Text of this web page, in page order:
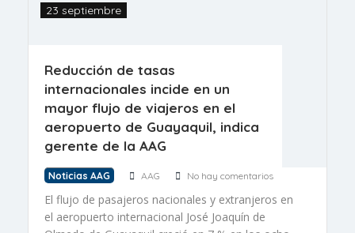
Reducción de tasas
internacionales incide en un
mayor flujo de viajeros en el
aeropuerto de Guayaquil, indica
gerente de la AAG
23 septiembre
Noticias AAG AAG No hay comentarios
El flujo de pasajeros nacionales y extranjeros en
el aeropuerto internacional José Joaquín de